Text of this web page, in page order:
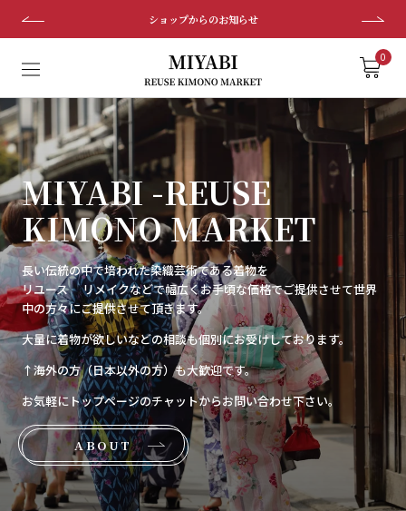
し
て
コ
ン
テ
ン
ツ
に
移
動
す
る
アナウンス2
0
MIYABI -REUSE
KIMONO MARKET
長い伝統の中で培われた染織芸術である着物を
リユース リメイクなどで幅広くお手頃な価格でご提供させて世界
中の方々にご提供させて頂きます。
大量に着物が欲しいなどの相談も個別にお受けしております。
↑海外の方（日本以外の方）も大歓迎です。
お気軽にトップページのチャットからお問い合わせ下さい。
ABOUT